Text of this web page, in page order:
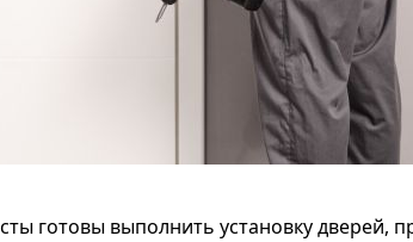
готовы выполнить установку дверей,